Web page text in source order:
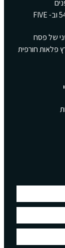
REPRESENT לאביב-קיץ 2024 נוחתת בפקטורי 54 וב- FIVE
של פסח
פלאות חורפית